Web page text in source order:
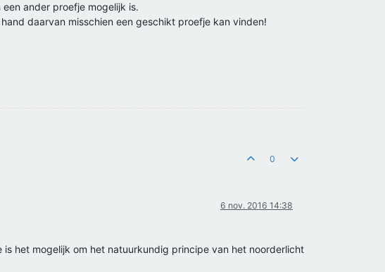
ander proefje mogelijk is.
daarvan misschien een geschikt proefje kan vinden!
0
6 nov. 2016 14:38
het mogelijk om het natuurkundig principe van het noorderlicht